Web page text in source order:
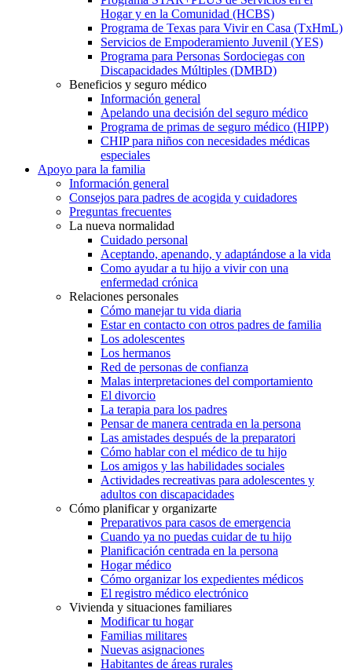
Hogar y en la Comunidad (HCBS)
Programa de Texas para Vivir en Casa (TxHmL)
Servicios de Empoderamiento Juvenil (YES)
Programa para Personas Sordociegas con
Discapacidades Múltiples (DMBD)
Beneficios y seguro médico
Información general
Apelando una decisión del seguro médico
Programa de primas de seguro médico (HIPP)
CHIP para niños con necesidades médicas
especiales
Apoyo para la familia
Información general
Consejos para padres de acogida y cuidadores
Preguntas frecuentes
La nueva normalidad
Cuidado personal
Aceptando, apenando, y adaptándose a la vida
Como ayudar a tu hijo a vivir con una
enfermedad crónica
Relaciones personales
Cómo manejar tu vida diaria
Estar en contacto con otros padres de familia
Los adolescentes
Los hermanos
Red de personas de confianza
Malas interpretaciones del comportamiento
El divorcio
La terapia para los padres
Pensar de manera centrada en la persona
Las amistades después de la preparatori
Cómo hablar con el médico de tu hijo
Los amigos y las habilidades sociales
Actividades recreativas para adolescentes y
adultos con discapacidades
Cómo planificar y organizarte
Preparativos para casos de emergencia
Cuando ya no puedas cuidar de tu hijo
Planificación centrada en la persona
Hogar médico
Cómo organizar los expedientes médicos
El registro médico electrónico
Vivienda y situaciones familiares
Modificar tu hogar
Familias militares
Nuevas asignaciones
Habitantes de áreas rurales